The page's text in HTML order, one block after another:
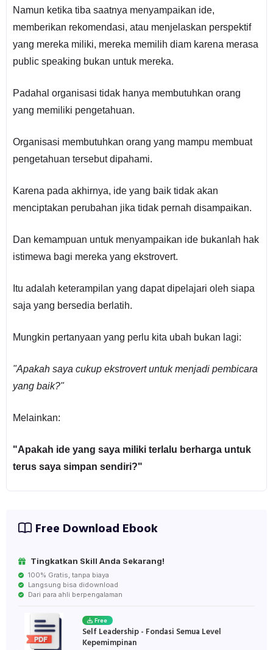
Namun ketika tiba saatnya menyampaikan ide,
memberikan rekomendasi, atau menjelaskan perspektif
yang mereka miliki, mereka memilih diam karena merasa
public speaking bukan untuk mereka.
Padahal organisasi tidak hanya membutuhkan orang
yang memiliki pengetahuan.
Organisasi membutuhkan orang yang mampu membuat
pengetahuan tersebut dipahami.
Karena pada akhirnya, ide yang baik tidak akan
menciptakan perubahan jika tidak pernah disampaikan.
Dan kemampuan untuk menyampaikan ide bukanlah hak
istimewa bagi mereka yang ekstrovert.
Itu adalah keterampilan yang dapat dipelajari oleh siapa
saja yang bersedia berlatih.
Mungkin pertanyaan yang perlu kita ubah bukan lagi:
"Apakah saya cukup ekstrovert untuk menjadi pembicara
yang baik?"
Melainkan:
"Apakah ide yang saya miliki terlalu berharga untuk
terus saya simpan sendiri?"
Free Download Ebook
Tingkatkan Skill Anda Sekarang!
100% Gratis, tanpa biaya
Langsung bisa didownload
Dari para ahli berpengalaman
Free
Self Leadership - Fondasi Semua Level
Kepemimpinan